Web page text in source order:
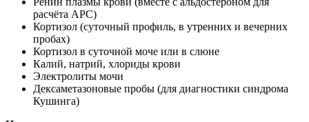
расчёта АРС)
Кортизол (суточный профиль, в утренних и вечерних
пробах)
Кортизол в суточной моче или в слюне
Калий, натрий, хлориды крови
Электролиты мочи
Дексаметазоновые пробы (для диагностики синдрома
Кушинга)